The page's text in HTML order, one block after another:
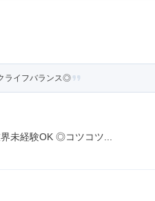
ライフバランス◎
未経験OK ◎コツコツ...